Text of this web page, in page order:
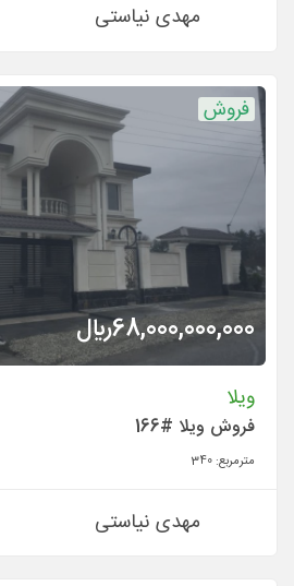
مهدی نیاستی
فروش
68,000,000,000ريال
ویلا
فروش ویلا #166
مترمربع: 340
مهدی نیاستی